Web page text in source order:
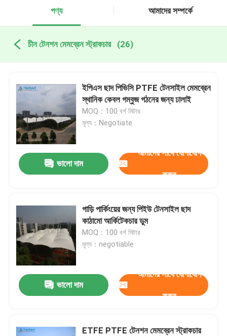
পণ্য আমাদের সম্পর্কে
চীন টেনশন মেমব্রেন স্ট্রাকচার (26)
ইপিএস ছাদ পিভিসি PTFE টেনসাইল মেমব্রেন
স্থানিক কেবল গম্বুজ গঠনের জন্য ঢালাই
MOQ：100 বর্গ মিটার
মূল্য：Negotiate
ভালো দাম
আমাদের সাথে যোগাযোগ
করুন
গাড়ি পার্কিংয়ের জন্য পিইউ টেনসাইল ছাদ
কাঠামো আর্কিটেকচার ডুম
MOQ：100 বর্গ মিটার
মূল্য：negotiable
ভালো দাম
আমাদের সাথে যোগাযোগ
করুন
ETFE PTFE টেনশন মেমব্রেন স্ট্রাকচার